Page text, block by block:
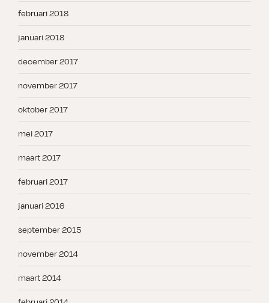
februari 2018
januari 2018
december 2017
november 2017
oktober 2017
mei 2017
maart 2017
februari 2017
januari 2016
september 2015
november 2014
maart 2014